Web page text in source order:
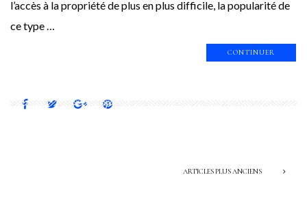
l’accès à la propriété de plus en plus difficile, la popularité de
ce type …
CONTINUER
ARTICLES PLUS ANCIENS